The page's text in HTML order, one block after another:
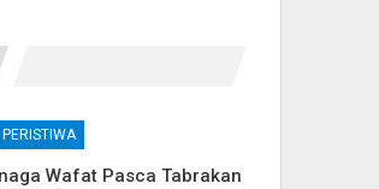
PERISTIWA
Wafat Pasca Tabrakan